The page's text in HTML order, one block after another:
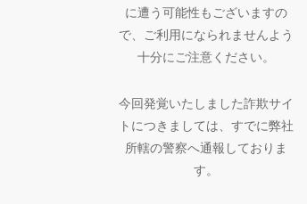
に遭う可能性もございますの
で、ご利用になられませんよう
十分にご注意ください。
今回発覚いたしました詐欺サイ
トにつきましては、すでに弊社
所轄の警察へ通報しておりま
す。